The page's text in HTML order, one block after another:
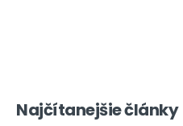
Najčítanejšie články